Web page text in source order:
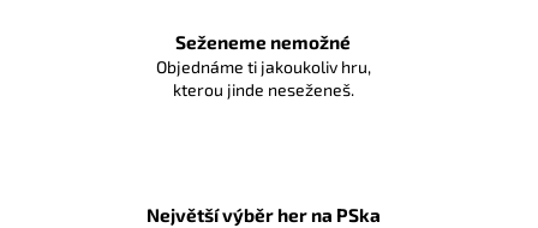
Seženeme nemožné
Objednáme ti jakoukoliv hru,
kterou jinde neseženeš.
Největší výběr her na PSka